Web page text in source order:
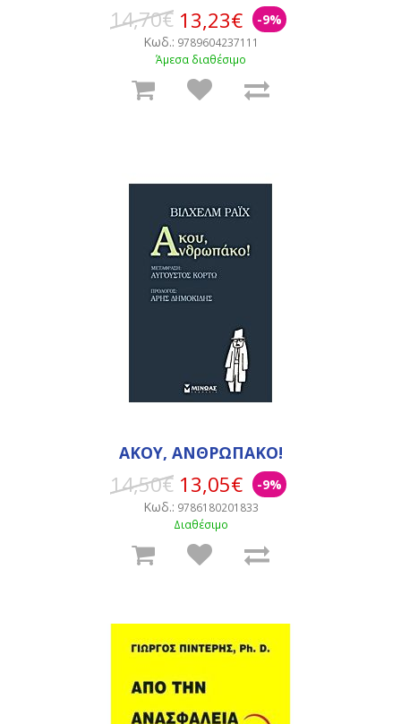
14,70€ 13,23€
-9%
Κωδ.: 9789604237111
Άμεσα διαθέσιμο
ΑΚΟΥ, ΑΝΘΡΩΠΑΚΟ!
14,50€ 13,05€
-9%
Κωδ.: 9786180201833
Διαθέσιμο